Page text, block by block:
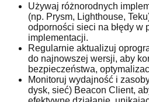
Używaj różnorodnych
(np. Prysm, Lighthouse,
odporności sieci na błędy w
implementacji.
Regularnie aktualizuj
do najnowszej wersji, aby
bezpieczeństwa,
Monitoruj wydajność i
dysk, sieć) Beacon Client,